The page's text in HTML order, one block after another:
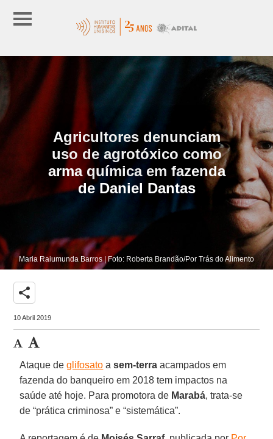
Agricultores denunciam
uso de agrotóxico como
arma química em fazenda
de Daniel Dantas
Maria Raiumunda Barros | Foto: Roberta Brandão/Por Trás do Alimento
share
10 Abril 2019
Ataque deglifosato asem-terra acampados em
fazenda do banqueiro em 2018 tem impactos na
saúde até hoje. Para promotora de Marabá, trata-se
de “prática criminosa” e “sistemática”.